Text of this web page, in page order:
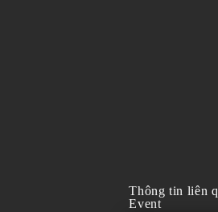
Thông tin liên
Event